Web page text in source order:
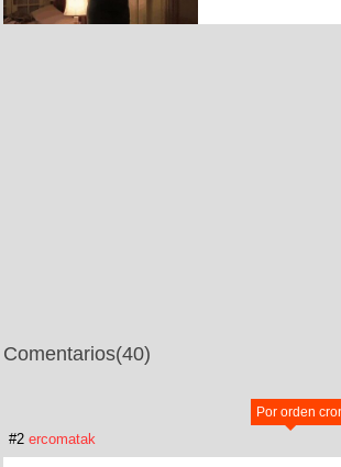
Comentarios(40)
Por orden
#2 ercomatak